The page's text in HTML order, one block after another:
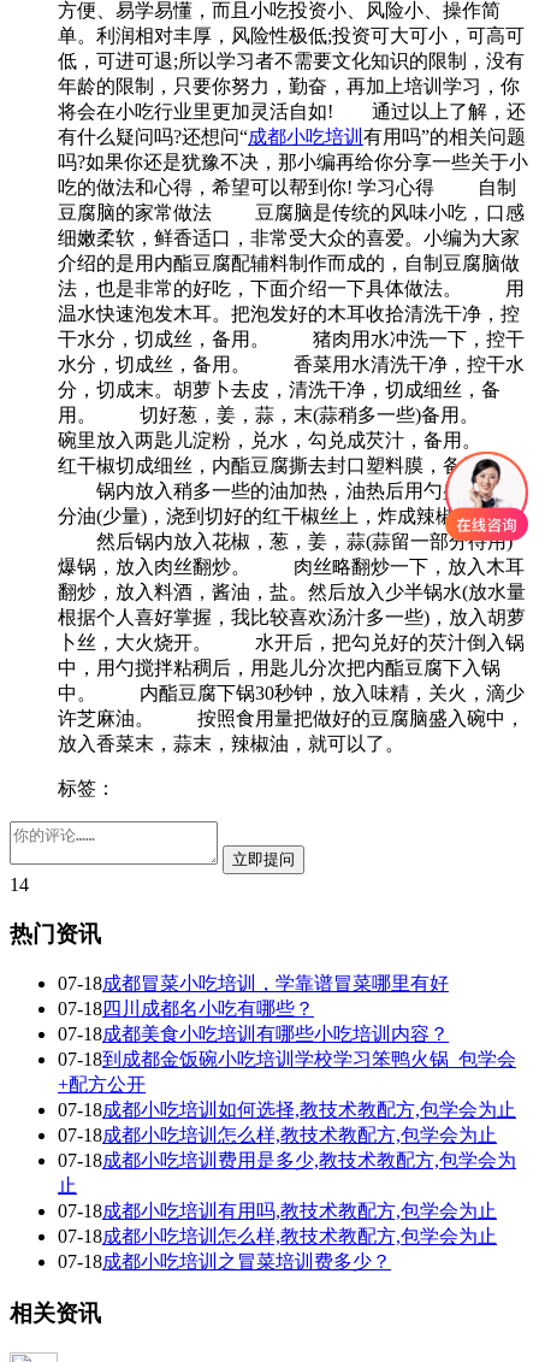
方便、易学易懂，而且小吃投资小、风险小、操作简
单。利润相对丰厚，风险性极低;投资可大可小，可高可
低，可进可退;所以学习者不需要文化知识的限制，没有
年龄的限制，只要你努力，勤奋，再加上培训学习，你
将会在小吃行业里更加灵活自如! 通过以上了解，还
有什么疑问吗?还想问“成都小吃培训 有用吗”的相关问题
吗?如果你还是犹豫不决，那小编再给你分享一些关于小
吃的做法和心得，希望可以帮到你! 学习心得 自制
豆腐脑的家常做法 豆腐脑是传统的风味小吃，口感
细嫩柔软，鲜香适口，非常受大众的喜爱。小编为大家
介绍的是用内酯豆腐配辅料制作而成的，自制豆腐脑做
法，也是非常的好吃，下面介绍一下具体做法。 用
温水快速泡发木耳。把泡发好的木耳收拾清洗干净，控
干水分，切成丝，备用。 猪肉用水冲洗一下，控干
水分，切成丝，备用。 香菜用水清洗干净，控干水
分，切成末。胡萝卜去皮，清洗干净，切成细丝，备
用。 切好葱，姜，蒜，末(蒜稍多一些)备用。
碗里放入两匙儿淀粉，兑水，勾兑成芡汁，备用。
红干椒切成细丝，内酯豆腐撕去封口塑料膜，备用。
锅内放入稍多一些的油加热，油热后用勺盛出一部
分油(少量)，浇到切好的红干椒丝上，炸成辣椒油。
然后锅内放入花椒，葱，姜，蒜(蒜留一部分待用)
爆锅，放入肉丝翻炒。 肉丝略翻炒一下，放入木耳
翻炒，放入料酒，酱油，盐。然后放入少半锅水(放水量
根据个人喜好掌握，我比较喜欢汤汁多一些)，放入胡萝
卜丝，大火烧开。 水开后，把勾兑好的芡汁倒入锅
中，用勺搅拌粘稠后，用匙儿分次把内酯豆腐下入锅
中。 内酯豆腐下锅30秒钟，放入味精，关火，滴少
许芝麻油。 按照食用量把做好的豆腐脑盛入碗中，
放入香菜末，蒜末，辣椒油，就可以了。
标签：
14
热门资讯
07-18成都冒菜小吃培训，学靠谱冒菜哪里有好
07-18四川成都名小吃有哪些？
07-18成都美食小吃培训有哪些小吃培训内容？
07-18到成都金饭碗小吃培训学校学习笨鸭火锅_包学会
+配方公开
07-18成都小吃培训如何选择,教技术教配方,包学会为止
07-18成都小吃培训怎么样,教技术教配方,包学会为止
07-18成都小吃培训费用是多少,教技术教配方,包学会为
止
07-18成都小吃培训有用吗,教技术教配方,包学会为止
07-18成都小吃培训怎么样,教技术教配方,包学会为止
07-18成都小吃培训之冒菜培训费多少？
相关资讯